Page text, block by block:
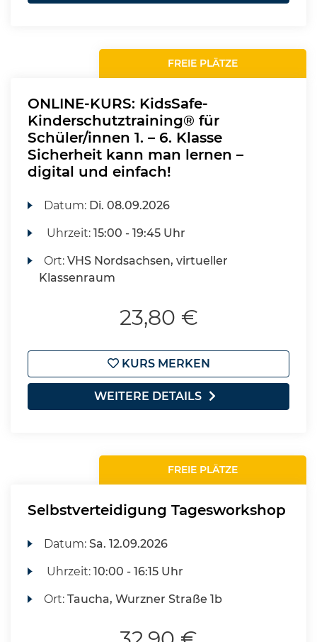
FREIE PLÄTZE
ONLINE-KURS: KidsSafe-
Kinderschutztraining® für
Schüler/innen 1. – 6. Klasse
Sicherheit kann man lernen –
digital und einfach!
Datum: Di. 08.09.2026
Uhrzeit:15:00 - 19:45 Uhr
Ort:VHS Nordsachsen, virtueller
Klassenraum
23,80 €
KURS MERKEN
WEITERE DETAILS
FREIE PLÄTZE
Selbstverteidigung Tagesworkshop
Datum:Sa. 12.09.2026
Uhrzeit:10:00 - 16:15 Uhr
Ort:Taucha, Wurzner Straße 1b